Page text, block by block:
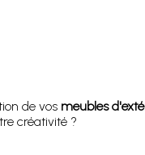
de vos meubles
créativité ?